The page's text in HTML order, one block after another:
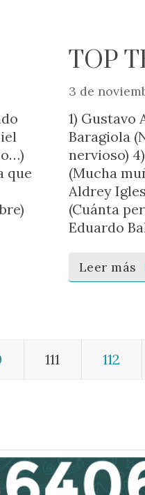
que
TOP
3 de
1) Gustavo
Baragiola
nervioso)
(Mucha
Aldrey
(Cuánta
Eduardo
Leer más
111 112